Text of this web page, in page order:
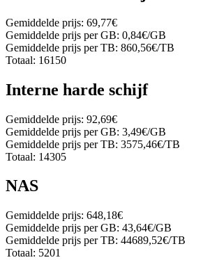
Gemiddelde prijs: 69,77€
Gemiddelde prijs per GB: 0,84€/GB
Gemiddelde prijs per TB: 860,56€/TB
Totaal: 16150
Interne harde schijf
Gemiddelde prijs: 92,69€
Gemiddelde prijs per GB: 3,49€/GB
Gemiddelde prijs per TB: 3575,46€/TB
Totaal: 14305
NAS
Gemiddelde prijs: 648,18€
Gemiddelde prijs per GB: 43,64€/GB
Gemiddelde prijs per TB: 44689,52€/TB
Totaal: 5201